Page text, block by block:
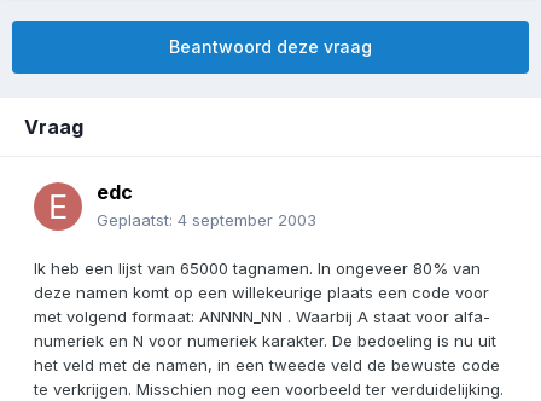
Beantwoord deze vraag
Vraag
edc
Geplaatst: 4 september 2003
Ik heb een lijst van 65000 tagnamen. In ongeveer 80% van
deze namen komt op een willekeurige plaats een code voor
met volgend formaat: ANNNN_NN . Waarbij A staat voor alfa-
numeriek en N voor numeriek karakter. De bedoeling is nu uit
het veld met de namen, in een tweede veld de bewuste code
te verkrijgen. Misschien nog een voorbeeld ter verduidelijking.